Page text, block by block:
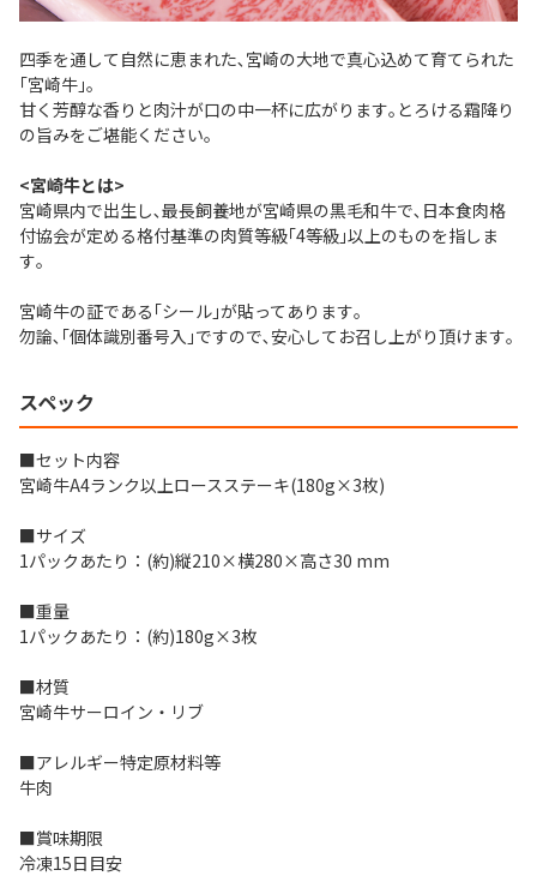
四季を通して自然に恵まれた､宮崎の大地で真心込めて育てられた
｢宮崎牛｣｡
甘く芳醇な香りと肉汁が口の中一杯に広がります｡とろける霜降り
の旨みをご堪能ください｡
<宮崎牛とは>
宮崎県内で出生し､最長飼養地が宮崎県の黒毛和牛で､日本食肉格
付協会が定める格付基準の肉質等級｢4等級｣以上のものを指しま
す｡
宮崎牛の証である｢シール｣が貼ってあります｡
勿論､｢個体識別番号入｣ですので､安心してお召し上がり頂けます｡
スペック
■セット内容
宮崎牛A4ランク以上ロースステーキ(180g×3枚)
■サイズ
1パックあたり：(約)縦210×横280×高さ30 mm
■重量
1パックあたり：(約)180g×3枚
■材質
宮崎牛サーロイン・リブ
■アレルギー特定原材料等
牛肉
■賞味期限
冷凍15日目安